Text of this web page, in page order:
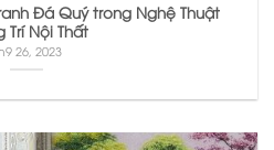
Đá Quý trong Nghệ Thuật
Trí Nội Thất
26, 2023